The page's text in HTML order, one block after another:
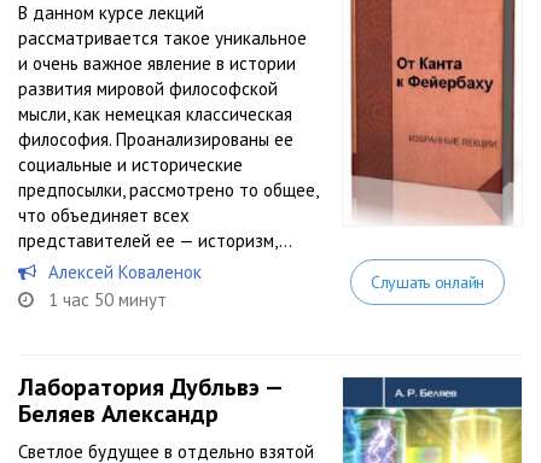
В данном курсе лекций
рассматривается такое уникальное
и очень важное явление в истории
развития мировой философской
мысли, как немецкая классическая
философия. Проанализированы ее
социальные и исторические
предпосылки, рассмотрено то общее,
что объединяет всех
представителей ее — историзм,...
Алексей Коваленок
1 час 50 минут
Слушать онлайн
Лаборатория Дубльвэ —
Беляев Александр
Светлое будущее в отдельно взятой